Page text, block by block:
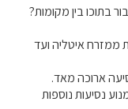
בתוכו בין מקומות?
ממזרח איטליה ועד
ארוכה מאד.
נסיעות נוספות